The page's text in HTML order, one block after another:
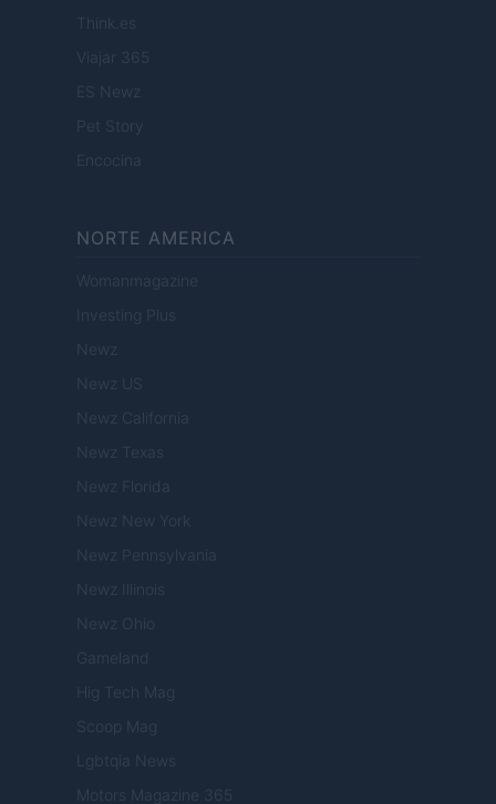
Think.es
Viajar 365
ES Newz
Pet Story
Encocina
NORTE AMERICA
Womanmagazine
Investing Plus
Newz
Newz US
Newz California
Newz Texas
Newz Florida
Newz New York
Newz Pennsylvania
Newz Illinois
Newz Ohio
Gameland
Hig Tech Mag
Scoop Mag
Lgbtqia News
Motors Magazine 365